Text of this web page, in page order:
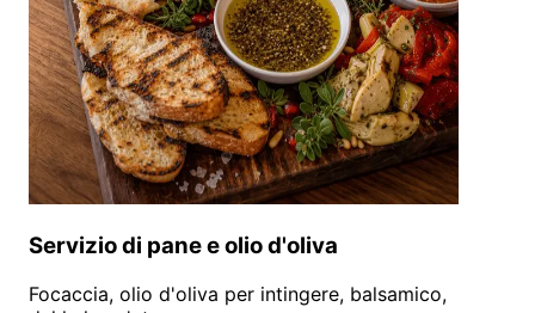
Servizio di pane e olio d'oliva
Focaccia, olio d'oliva per intingere, balsamico,